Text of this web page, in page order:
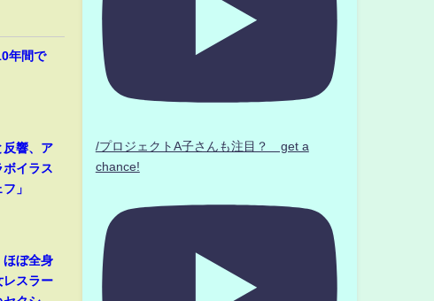
年間で
反響、ア
ボイラス
」
ほぼ全身
スラー
/プロジェクトA子さんも注目？ get a
chance!